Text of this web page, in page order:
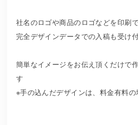
社名のロゴや商品のロゴなどを印刷で
完全デザインデータでの入稿も受け
簡単なイメージをお伝え頂くだけで
す
※手の込んだデザインは、料金有料の